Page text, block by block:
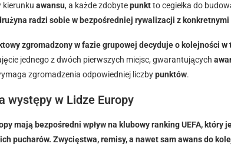
kierunku awansu, a każde zdobytepunktto cegiełka do
radzi sobie w bezpośredniej rywalizacji z
zgromadzony w fazie grupowej decyduje o kolejności w
jednego z dwóch pierwszych miejsc, gwarantujących
zgromadzenia odpowiedniej liczbypunktów.
występy w Lidze Europy
mają bezpośredni wpływ na klubowy ranking UEFA,
pucharów. Zwycięstwa, remisy, a nawet sam awans do